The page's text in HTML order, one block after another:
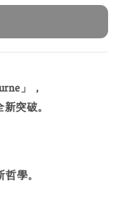
」，
突破。
學。